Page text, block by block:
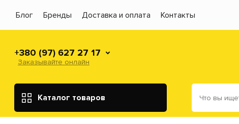
Блог Бренды Доставка и оплата Контакты
+380 (97) 627 27 17
Заказывайте онлайн
Каталог товаров